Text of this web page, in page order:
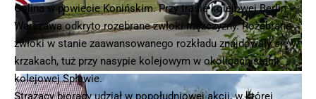
Golina w powiecie Konińskim. Przy trasie kolejowej Berlin –
Warszawa odkryto rozebrane zwłoki mężczyzny. Rozebrane
zwłoki w stanie zaawansowanego rozkładu znajdowały się w
krzakach, tuż przy nasypie kolejowym w okolicach stacji
kolejowej Spławie.
Strażacy biorący udział w popołudniowej akcji, w której